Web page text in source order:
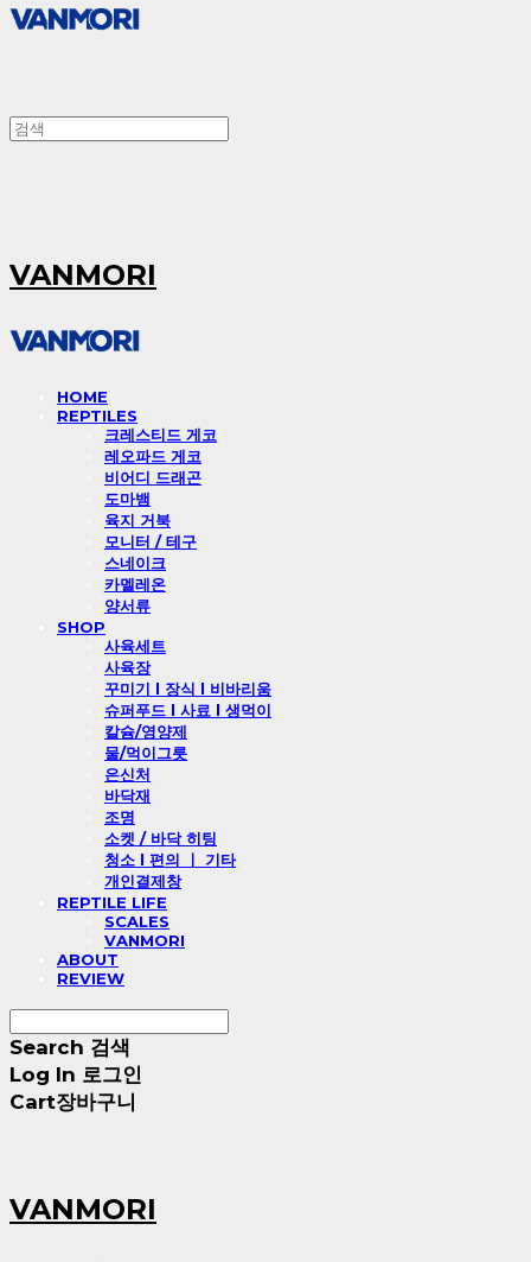
VANMORI
HOME
REPTILES
크레스티드 게코
레오파드 게코
비어디 드래곤
도마뱀
육지 거북
모니터 / 테구
스네이크
카멜레온
양서류
SHOP
사육세트
사육장
꾸미기 l 장식 l 비바리움
슈퍼푸드 l 사료 l 생먹이
칼슘/영양제
물/먹이그릇
은신처
바닥재
조명
소켓 / 바닥 히팅
청소 l 편의 ㅣ 기타
개인결제창
REPTILE LIFE
SCALES
VANMORI
ABOUT
REVIEW
Search 검색
Log In 로그인
Cart장바구니
VANMORI